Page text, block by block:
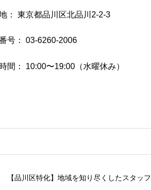
： 東京都品川区北品川2-2-3
号： 03-6260-2006
間： 10:00〜19:00（水曜休み）
【品川区特化】地域を知り尽くしたスタッ